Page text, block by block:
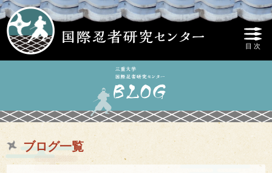
ブログ一覧